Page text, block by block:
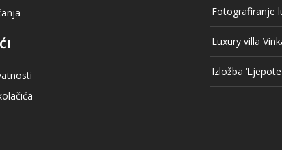
Fotografiranje
Luxury villa
Izložba